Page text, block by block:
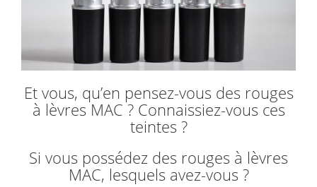
Et vous, qu’en pensez-vous des rouges
à lèvres MAC ? Connaissiez-vous ces
teintes ?
Si vous possédez des rouges à lèvres
MAC, lesquels avez-vous ?